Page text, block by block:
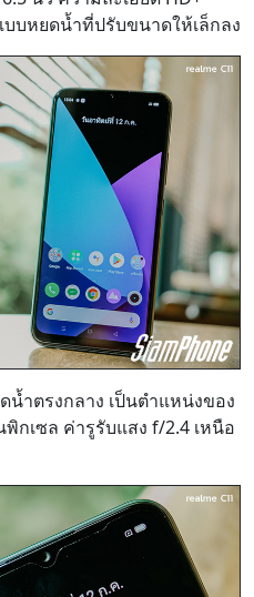
บบหยดน้ำที่ปรับขนาดให้เล็กลง
ำตรงกลาง เป็นตำแหน่งของ
กเซล ค่ารูรับแสง f/2.4 เหนือ